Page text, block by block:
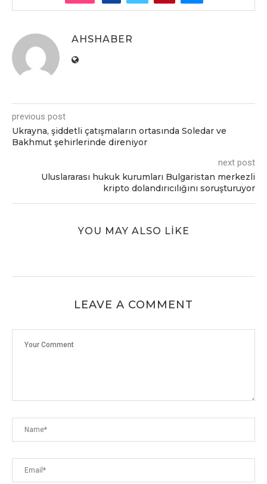
AHSHABER
previous post
Ukrayna, şiddetli çatışmaların ortasında Soledar ve
Bakhmut şehirlerinde direniyor
next post
Uluslararası hukuk kurumları Bulgaristan merkezli
kripto dolandırıcılığını soruşturuyor
YOU MAY ALSO LIKE
LEAVE A COMMENT